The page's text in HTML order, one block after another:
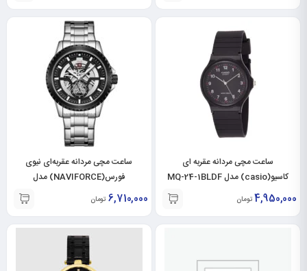
ساعت مچی مردانه عقربه ای
کاسیو(casio) مدل MQ-24-1BLDF
4,950,000 تومان
ساعت مچی مردانه عقربه‌ای نیوی
فورس(NAVIFORCE) مدل
NF9186M-SL-BL6,710,000 تومان